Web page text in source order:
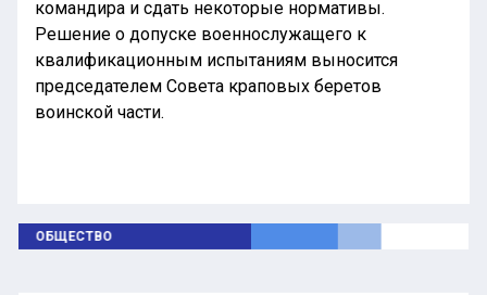
командира и сдать некоторые нормативы.
Решение о допуске военнослужащего к
квалификационным испытаниям выносится
председателем Совета краповых беретов
воинской части.
ОБЩЕСТВО